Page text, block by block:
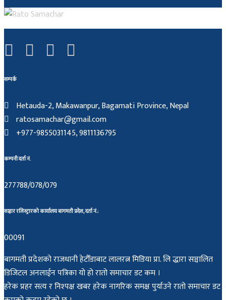
सम्पर्क
Hetauda-2, Makawanpur, Bagamati Province, Nepal
ratosamachar@gmail.com
+977-9855031145, 9811136795
कम्पनी दर्ता नं.
277788/078/079
सञ्चार रजिस्ट्रारको कार्यालय बागमती प्रदेश, दर्ता नं.:
00091
बागमती प्रदेशको राजधानी हेटौँडाबाट लालरत्न मिडिया प्रा. लि द्धारा सञ्चालित
डिजिटल अनलाईन पत्रिका यो हो रातो समाचार डट कम ।
हरेक प्रहर सत्य र निश्पक्ष खबर हरेक नागरिक समक्ष पुर्याउने रातो समाचार डट